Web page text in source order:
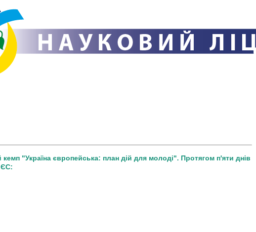
кемп "Україна європейська: план дій для молоді". Протягом п'яти днів
ЄС: